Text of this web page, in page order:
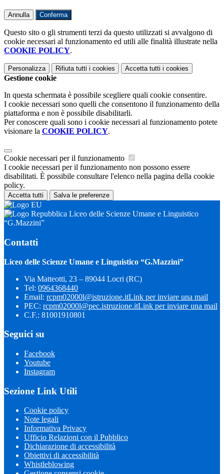
Annulla Conferma
Questo sito o gli strumenti terzi da questo utilizzati si avvalgono di
cookie necessari al funzionamento ed utili alle finalità illustrate nella
COOKIE POLICY.
Personalizza Rifiuta tutti i cookies Accetta tutti i cookies
Gestione cookie
In questa schermata è possibile scegliere quali cookie consentire.
I cookie necessari sono quelli che consentono il funzionamento della
piattaforma e non è possibile disabilitarli.
Per conoscere quali sono i cookie necessari al funzionamento potete
visionare la COOKIE POLICY.
Cookie necessari per il funzionamento
I cookie necessari per il funzionamento non possono essere
disabilitati. È possibile consultare l'elenco nella pagina della cookie
policy.
Accetta tutti Salva le preferenze
Liceo delle Scienze Umane e Linguistico
“G.Mazzini”
Contatti
Liceo delle Scienze Umane e Linguistico “G.Mazzini”
Via Matteotti, 23 – 89044 Locri (RC)
Tel: 0964368440
Email: rcpm02000l@istruzione.itLink per inviare una mail
PEC: rcpm02000l@pec.istruzione.itLink per inviare una mail
C.F.: 81001910801
Seguici su
Facebook
Youtube
Instagram
Sezione Link Utili
Cookie policy
Note legali
Informativa Privacy
Ufficio Relazioni con il Pubblico
Dichiarazione di accessibilità
Obiettivi di accessibilità
Whistleblowing